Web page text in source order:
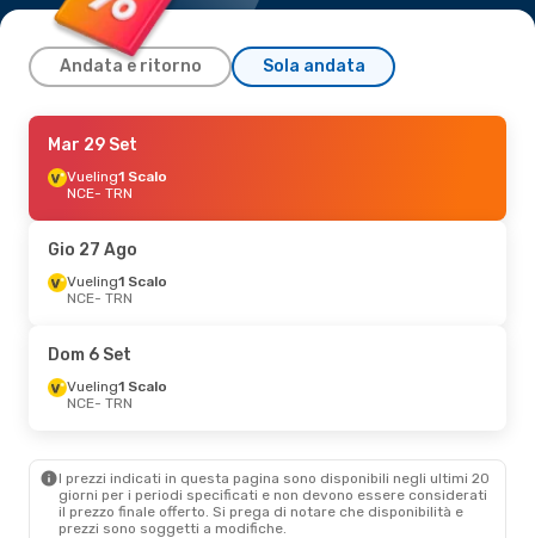
Andata e ritorno Sola andata
Sab 19 Set- Mer 30 Set
Vueling1 Scalo
NCE- TRN
TRN- NCE
Mar 29 Set
Vueling1 Scalo
NCE- TRN
Gio 27 Ago
Vueling1 Scalo
NCE- TRN
Dom 6 Set
Vueling1 Scalo
NCE- TRN
I prezzi indicati in questa pagina sono disponibili negli ultimi 20
giorni per i periodi specificati e non devono essere considerati
il ​​prezzo finale offerto. Si prega di notare che disponibilità e
prezzi sono soggetti a modifiche.